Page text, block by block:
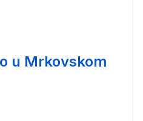
u Mrkovskom